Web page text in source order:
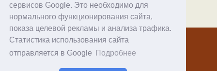
сервисов Google. Это необходимо для
нормального функционирования сайта,
показа целевой рекламы и анализа трафика.
Статистика использования сайта
отправляется в Google
Подробнее
Хостинг
© 1998–2026 Alex Exler
Facebook RSS статей